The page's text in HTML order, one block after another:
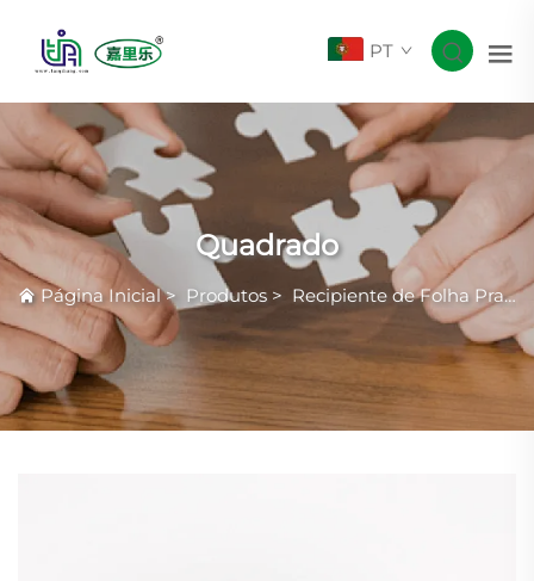
PT
Quadrado
Página Inicial> Produtos > Recipiente de Folha Prateada com Rugas Comuns